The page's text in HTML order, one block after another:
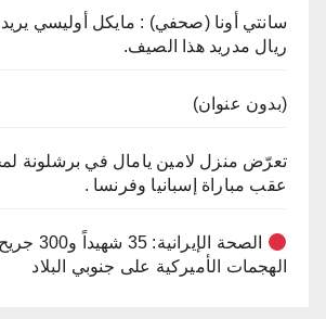
سانتي أونا (صحفي) : مايكل أوليسي يريد
ريال مدريد هذا الصيف.
(بدون عنوان)
تعرّض منزل لامين يامال في برشلونة
عقب مباراة إسبانيا وفرنسا .
الصحة
الهجمات الأميركية على جنوبي البلاد